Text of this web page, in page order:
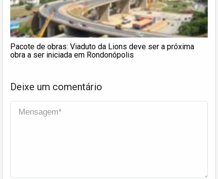
Pacote de obras: Viaduto da Lions deve ser a próxima
obra a ser iniciada em Rondonópolis
Deixe um comentário